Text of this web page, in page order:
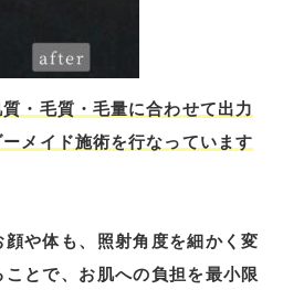
・毛質・毛量に合わせて出力
メイド施術を行なっています
や体も、照射角度を細かく変
とで、お肌への負担を最小限